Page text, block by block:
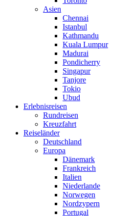
Asien
Chennai
Istanbul
Kathmandu
Kuala Lumpur
Madurai
Pondicherry
Singapur
Tanjore
Tokio
Ubud
Erlebnisreisen
Rundreisen
Kreuzfahrt
Reiseländer
Deutschland
Europa
Dänemark
Frankreich
Italien
Niederlande
Norwegen
Nordzypern
Portugal